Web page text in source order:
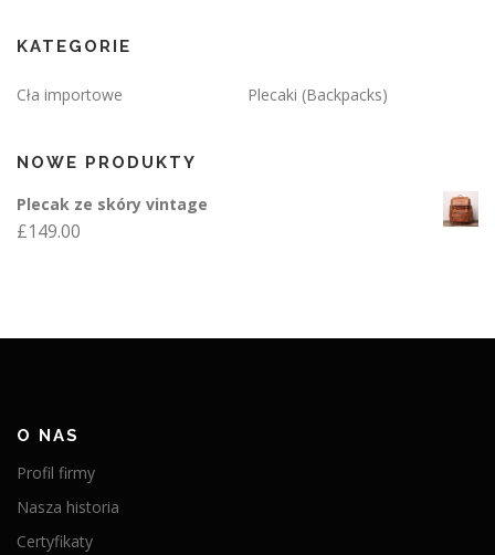
KATEGORIE
Cła importowe Plecaki (Backpacks)
NOWE PRODUKTY
Plecak ze skóry vintage
£149.00
O NAS
Profil firmy
Nasza historia
Certyfikaty